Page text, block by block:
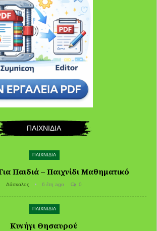
ΠΑΙΧΝΙΔΙΑ
ΠΑΙΧΝΙΔΙΑ
Παιδιά – Παιχνίδι Μαθηματικό
Δάσκαλος 6 έτη ago 0
ΠΑΙΧΝΙΔΙΑ
Κυνήγι Θησαυρού